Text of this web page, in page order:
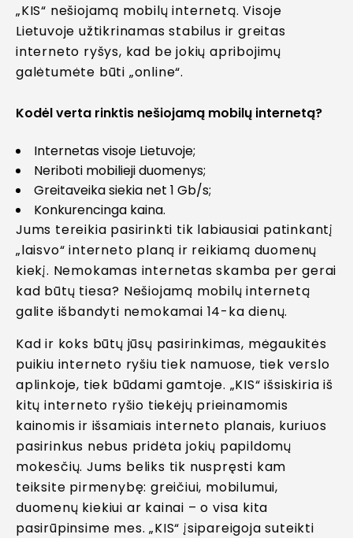
„KIS“ nešiojamą mobilų internetą. Visoje
Lietuvoje užtikrinamas stabilus ir greitas
interneto ryšys, kad be jokių apribojimų
galėtumėte būti „online“.
Kodėl verta rinktis nešiojamą mobilų internetą?
Internetas visoje Lietuvoje;
Neriboti mobilieji duomenys;
Greitaveika siekia net 1 Gb/s;
Konkurencinga kaina.
Jums tereikia pasirinkti tik labiausiai patinkantį
„laisvo“ interneto planą ir reikiamą duomenų
kiekį. Nemokamas internetas skamba per gerai
kad būtų tiesa? Nešiojamą mobilų internetą
galite išbandyti nemokamai 14-ka dienų.
Kad ir koks būtų jūsų pasirinkimas, mėgaukitės
puikiu interneto ryšiu tiek namuose, tiek verslo
aplinkoje, tiek būdami gamtoje. „KIS“ išsiskiria iš
kitų interneto ryšio tiekėjų prieinamomis
kainomis ir išsamiais interneto planais, kuriuos
pasirinkus nebus pridėta jokių papildomų
mokesčių. Jums beliks tik nuspręsti kam
teiksite pirmenybę: greičiui, mobilumui,
duomenų kiekiui ar kainai – o visa kita
pasirūpinsime mes. „KIS“ įsipareigoja suteikti